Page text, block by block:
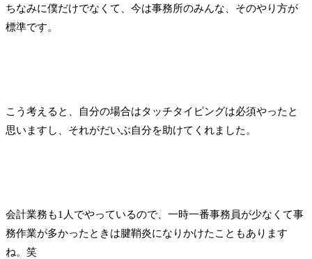
ちなみに僕だけでなくて、今は事務所のみんな、そのやり方が
標準です。
こう考えると、自分の場合はタッチタイピングは必須やったと
思いますし、それがだいぶ自分を助けてくれました。
会計業務も1人でやっているので、一時一番事務員が少なくて事
務作業が多かったときは腱鞘炎になりかけたこともあります
ね。笑